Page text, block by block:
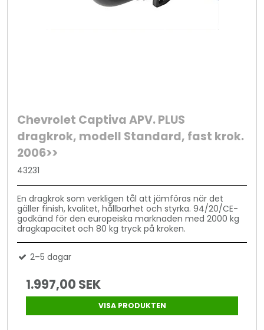
Chevrolet Captiva APV. PLUS
dragkrok, modell Standard, fast krok.
2006>>
43231
En dragkrok som verkligen tål att jämföras när det
gäller finish, kvalitet, hållbarhet och styrka. 94/20/CE-
godkänd för den europeiska marknaden med 2000 kg
dragkapacitet och 80 kg tryck på kroken.
2–5 dagar
1.997,00 SEK
VISA PRODUKTEN